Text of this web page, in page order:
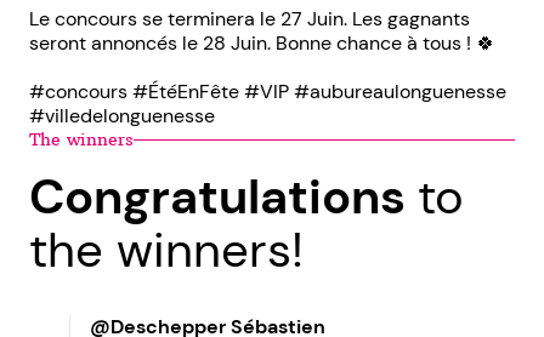
Le concours se terminera le 27 Juin. Les gagnants
seront annoncés le 28 Juin. Bonne chance à tous ! 🍀
#concours #ÉtéEnFête #VIP #aubureaulonguenesse
#villedelonguenesse
The winners
Congratulations to
the winners!
@Deschepper Sébastien